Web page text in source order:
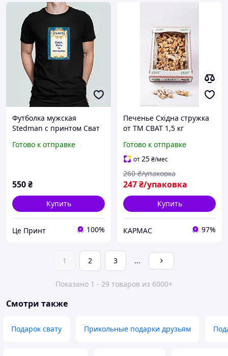
Футболка мужская
Stedman с принтом Сват
Готово к отправке
550₴
Купить
Це Принт 100%
Печенье Східна стружка
от ТМ СВАТ 1,5 кг
Готово к отправке
от25₴/мес
247₴/упаковка
260 ₴/упаковка
Купить
КАРМАС 97%
1 2 3 ...
Показано 1 - 29 товаров из 6000+
Смотри также
Подарок свату Прикольные подарки друзьям